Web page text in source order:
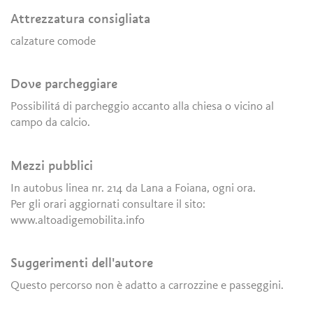
Attrezzatura consigliata
calzature comode
Dove parcheggiare
Possibilitá di parcheggio accanto alla chiesa o vicino al
campo da calcio.
Mezzi pubblici
In autobus linea nr. 214 da Lana a Foiana, ogni ora.
Per gli orari aggiornati consultare il sito:
www.altoadigemobilita.info
Suggerimenti dell'autore
Questo percorso non è adatto a carrozzine e passeggini.